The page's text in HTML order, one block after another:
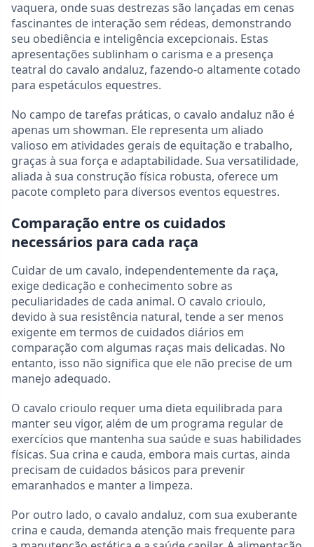
vaquera, onde suas destrezas são lançadas em cenas
fascinantes de interação sem rédeas, demonstrando
seu obediência e inteligência excepcionais. Estas
apresentações sublinham o carisma e a presença
teatral do cavalo andaluz, fazendo-o altamente cotado
para espetáculos equestres.
No campo de tarefas práticas, o cavalo andaluz não é
apenas um showman. Ele representa um aliado
valioso em atividades gerais de equitação e trabalho,
graças à sua força e adaptabilidade. Sua versatilidade,
aliada à sua construção física robusta, oferece um
pacote completo para diversos eventos equestres.
Comparação entre os cuidados
necessários para cada raça
Cuidar de um cavalo, independentemente da raça,
exige dedicação e conhecimento sobre as
peculiaridades de cada animal. O cavalo crioulo,
devido à sua resistência natural, tende a ser menos
exigente em termos de cuidados diários em
comparação com algumas raças mais delicadas. No
entanto, isso não significa que ele não precise de um
manejo adequado.
O cavalo crioulo requer uma dieta equilibrada para
manter seu vigor, além de um programa regular de
exercícios que mantenha sua saúde e suas habilidades
físicas. Sua crina e cauda, embora mais curtas, ainda
precisam de cuidados básicos para prevenir
emaranhados e manter a limpeza.
Por outro lado, o cavalo andaluz, com sua exuberante
crina e cauda, demanda atenção mais frequente para